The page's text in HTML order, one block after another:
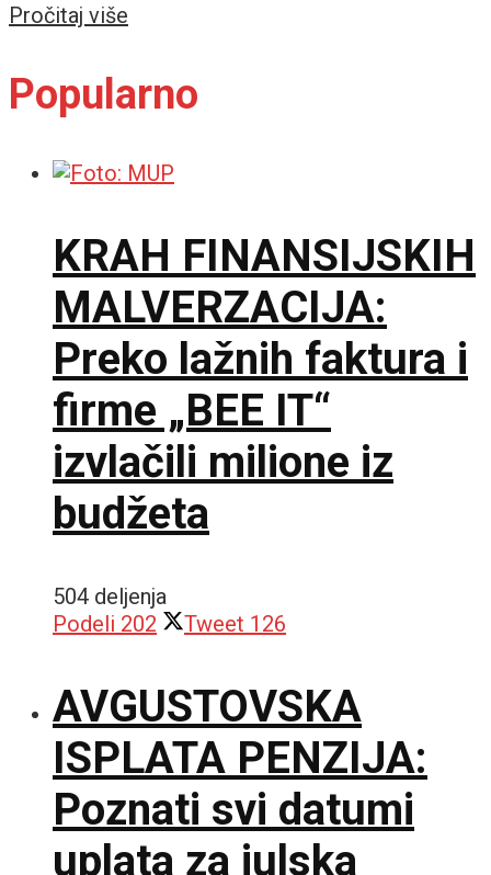
Pročitaj više
Popularno
KRAH FINANSIJSKIH
MALVERZACIJA:
Preko lažnih faktura i
firme „BEE IT“
izvlačili milione iz
budžeta
504 deljenja
Podeli 202 Tweet 126
AVGUSTOVSKA
ISPLATA PENZIJA:
Poznati svi datumi
uplata za julska